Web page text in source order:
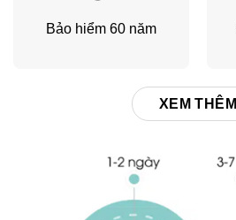
Bảo hiểm 60 năm
XEM THÊM